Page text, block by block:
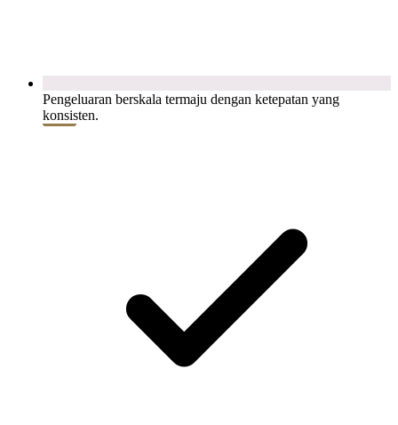
Pengeluaran berskala termaju dengan ketepatan yang
konsisten.